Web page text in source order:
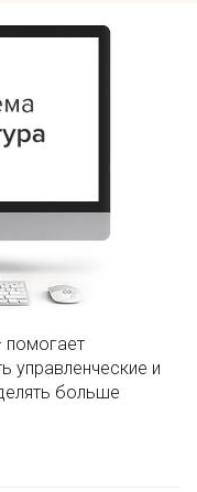
помогает
управленческие и
больше